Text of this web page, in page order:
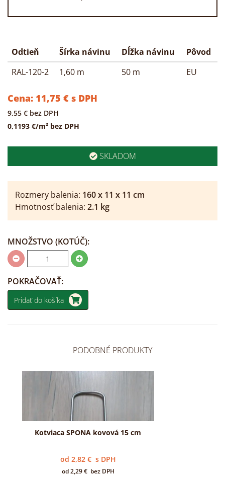
Odtieň Šírka návinu Dĺžka návinu
Pôvod
RAL-120-2
1,60 m 50 m EU
Cena: 11,75 € s DPH
9,55 € bez DPH
0,1193 €/m² bez DPH
SKLADOM
Rozmery balenia: 160x 11 x 11 cm
Hmotnosť balenia: 2.1 kg
MNOŽSTVO (KOTÚČ):
POKRAČOVAŤ:
Pridať do košíka
PODOBNÉ PRODUKTY
Kotviaca SPONA kovová 15 cm
od 2,82 € s DPH
od2,29€ bez DPH